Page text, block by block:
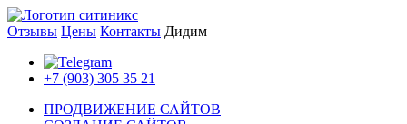
Отзывы Цены Контакты Дидим
+7 (903) 305 35 21
ПРОДВИЖЕНИЕ САЙТОВ